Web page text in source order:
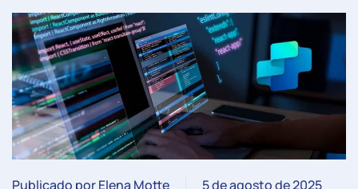
Publicado por Elena Motte
5 de agosto de 2025